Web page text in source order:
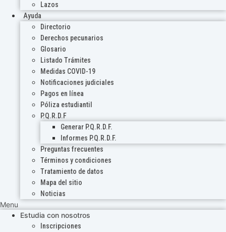
Lazos
Ayuda
Directorio
Derechos pecunarios
Glosario
Listado Trámites
Medidas COVID-19
Notificaciones judiciales
Pagos en línea
Póliza estudiantil
P.Q.R.D.F
Generar P.Q.R.D.F.
Informes P.Q.R.D.F.
Preguntas frecuentes
Términos y condiciones
Tratamiento de datos
Mapa del sitio
Noticias
Menu
Estudia con nosotros
Inscripciones